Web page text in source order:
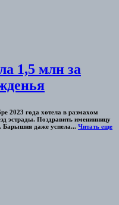
1,5 млн за
2023 года хотела в размахом
эстрады. Поздравить именинницу
Барышня даже успела... Читать еще